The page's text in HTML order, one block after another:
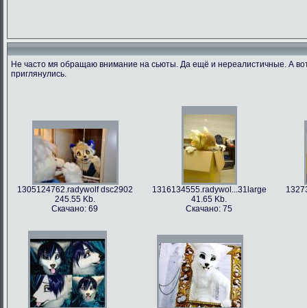
Не часто мя обращаю внимание на сьюты. Да ещё и нереалистичные. А
приглянулись.
1305124762.radywolf dsc2902
245.55 Kb.
Скачано: 69
1316134555.radywol...31large
41.65 Kb.
Скачано: 75